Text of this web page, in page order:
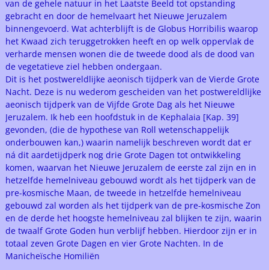
van de gehele natuur in het Laatste Beeld tot opstanding
gebracht en door de hemelvaart het Nieuwe Jeruzalem
binnengevoerd. Wat achterblijft is de Globus Horribilis waarop
het Kwaad zich teruggetrokken heeft en op welk oppervlak de
verharde mensen wonen die de tweede dood als de dood van
de vegetatieve ziel hebben ondergaan.
Dit is het postwereldlijke aeonisch tijdperk van de Vierde Grote
Nacht. Deze is nu wederom gescheiden van het postwereldlijke
aeonisch tijdperk van de Vijfde Grote Dag als het Nieuwe
Jeruzalem. Ik heb een hoofdstuk in de Kephalaia [Kap. 39]
gevonden, (die de hypothese van Roll wetenschappelijk
onderbouwen kan,) waarin namelijk beschreven wordt dat er
ná dit aardetijdperk nog drie Grote Dagen tot ontwikkeling
komen, waarvan het Nieuwe Jeruzalem de eerste zal zijn en in
hetzelfde hemelniveau gebouwd wordt als het tijdperk van de
pre-kosmische Maan, de tweede in hetzelfde hemelniveau
gebouwd zal worden als het tijdperk van de pre-kosmische Zon
en de derde het hoogste hemelniveau zal blijken te zijn, waarin
de twaalf Grote Goden hun verblijf hebben. Hierdoor zijn er in
totaal zeven Grote Dagen en vier Grote Nachten. In de
Manicheïsche Homiliën